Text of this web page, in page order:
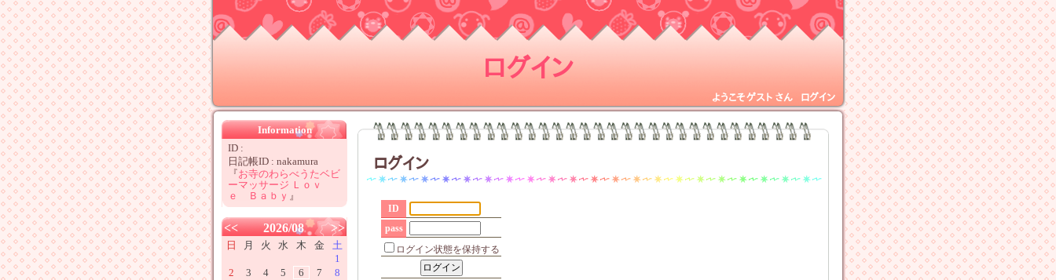
ようこそゲスト さん ログイン
ログイン
ログイン
ID
pass
ログイン状態を保持する
Information
ID :
日記帳ID : nakamura
『お寺のわらべうたベビ
ーマッサージ Ｌｏｖ
ｅ Ｂａｂｙ 』
<< 2026/08 >>
日 月 火 水 木 金
土
1
2
3 4 5 6 7
8